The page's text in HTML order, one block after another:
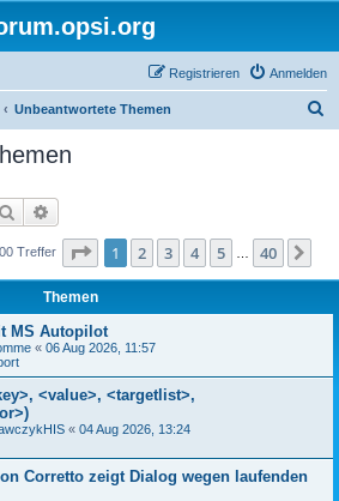
Anmelden
Registrieren
Unbeantwortete Themen
Suche
Treffer Seite 1von 40
1 2 3 4 5 40
Themen
MS Autopilot
« 06 Aug 2026, 11:57
<value>, <targetlist>,
« 04 Aug 2026, 13:24
Corretto zeigt Dialog wegen laufenden